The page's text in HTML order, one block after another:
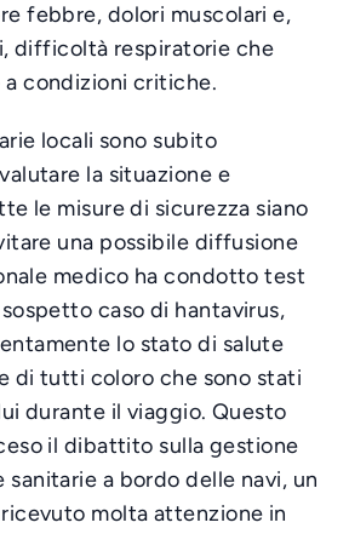
febbre, dolori muscolari e,
difficoltà respiratorie che
a condizioni critiche.
locali sono subito
la situazione e
le misure di sicurezza siano
una possibile diffusione
medico ha condotto test
caso di hantavirus,
lo stato di salute
di tutti coloro che sono stati
durante il viaggio. Questo
il dibattito sulla gestione
sanitarie a bordo delle navi, un
molta attenzione in